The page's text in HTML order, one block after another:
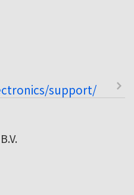
support/